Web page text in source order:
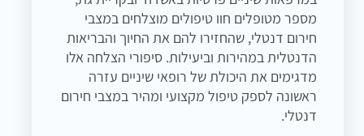
מספר מטופלים חוו טיפולים מוצלחים במצבי
חירום דנטלי, שהחזירו להם את החיוך והבריאות
הדנטלית במהירות וביעילות. סיפורי הצלחה אלו
מדגימים את היכולת של רופאי שיניים עזרה
ראשונה לספק טיפול מקצועי ומהיר במצבי חירום
דנטלי.